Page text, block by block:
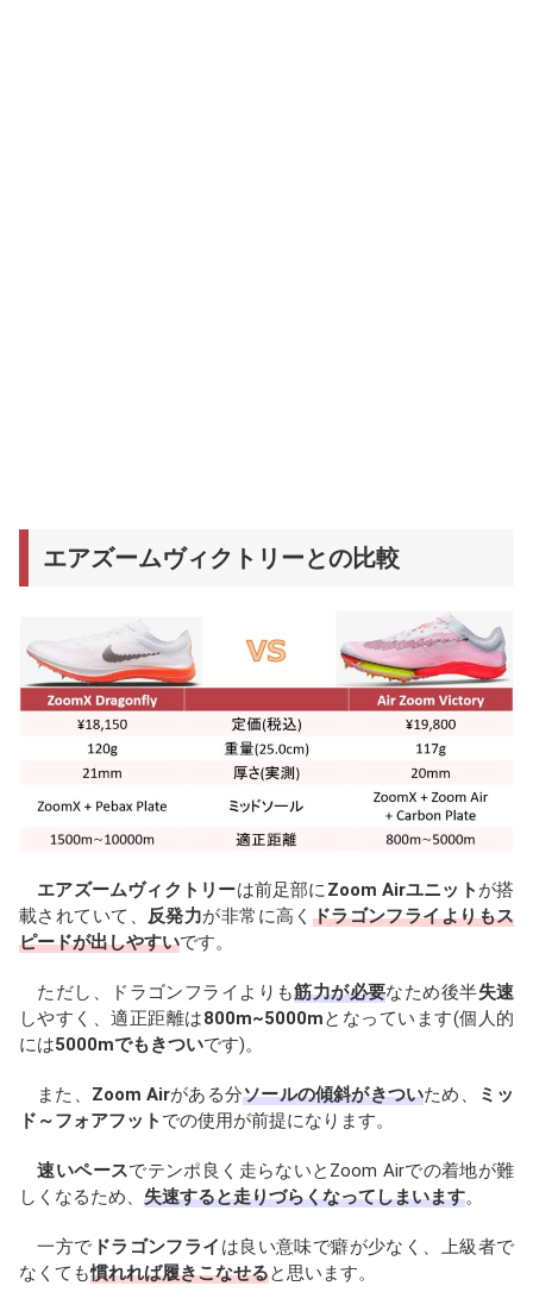
エアズームヴィクトリーとの比較
エアズームヴィクトリーは前足部にZoom Airユニット が搭
載されていて、 反発力が非常に高く ドラゴンフライよりもス
ピードが出しやすいです。
ただし、ドラゴンフライよりも筋力が必要なため後半失速
しやすく、適正距離は800m~5000mとなっています(個人的
には5000mでもきついです)。
また、 Zoom Airがある分ソールの傾斜がきついため、
ミッ
ド～フォアフット での使用が前提になります。
速いペースでテンポ良く走らないとZoom Airでの着地が難
しくなるため、 失速すると走りづらくなってしまいます。
一方で ドラゴンフライ は良い意味で癖が少なく、上級者で
なくても慣れれば履きこなせると思います。